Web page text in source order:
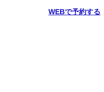
WEBで予約する